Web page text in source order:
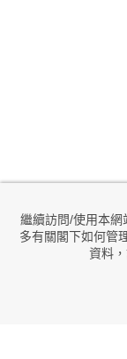
繼續訪問/使用本網
多有關閣下如何管
資料